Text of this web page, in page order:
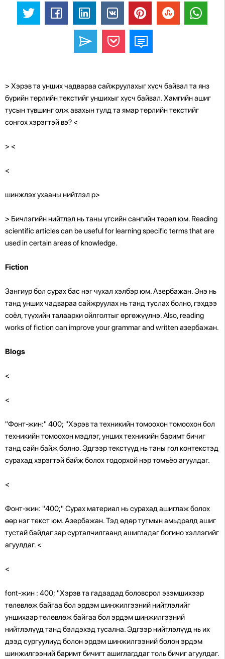
> Хэрэв та унших чадвараа сайжруулахыг хүсч байвал та янз
бүрийн төрлийн текстийг уншихыг хүсч байвал. Хамгийн ашиг
тусын түвшинг олж авахын тулд та ямар төрлийн текстийг
сонгох хэрэгтэй вэ? <
> <
<
шинжлэх ухааны нийтлэл p>
> Бичлэгийн нийтлэл нь таны үгсийн сангийн төрөл юм. Reading
scientific articles can be useful for learning specific terms that are
used in certain areas of knowledge.
Fiction
Зангиур бол сурах бас нэг чухал хэлбэр юм. Азербажан. Энэ нь
танд унших чадвараа сайжруулах нь танд туслах болно, гэхдээ
соёл, түүхийн талаархи ойлголтыг өргөжүүлнэ. Also, reading
works of fiction can improve your grammar and written азербажан.
Blogs
<
<
"Фонт-жин:" 400; "Хэрэв та техникийн томоохон томоохон бол
техникийн томоохон мэдлэг, унших техникийн баримт бичиг
танд сайн байж болно. Эдгээр текстүүд нь таны гол контекстэд
сурахад хэрэгтэй байж болох тодорхой нэр томъёо агуулдаг.
<
Фонт-жин: "400;" Сурах материал нь сурахад ашиглаж болох
өөр нэг текст юм. Азербажан. Тэд өдөр тутмын амьдралд ашиг
тустай байдаг зар сурталчилгаанд ашигладаг богино хэллэгийг
агуулдаг. <
<
font-жин : 400; "Хэрэв та гадаадад боловсрол эзэмшихээр
төлөвлөж байгаа бол эрдэм шинжилгээний нийтлэлийг
уншихаар төлөвлөж байгаа бол эрдэм шинжилгээний
нийтлэлүүд танд бэлдэхэд тусална. Эдгээр нийтлэлүүд нь их
дээд сургуулиуд болон эрдэм шинжилгээний болон эрдэм
шинжилгээний баримт бичигт ашиглагддаг толь бичиг агуулдаг.